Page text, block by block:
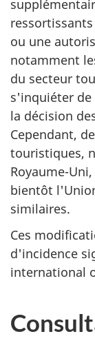
ou une
notamment
du secteur
s'inquiéter
la décision
Cependant,
touristiques,
Royaume-
bientôt
similaires.
Ces
d'incidence
international